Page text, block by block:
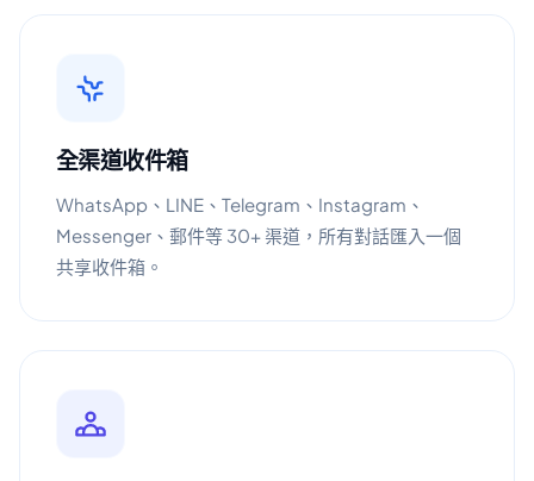
全渠道收件箱
WhatsApp、LINE、Telegram、Instagram、
Messenger、郵件等 30+ 渠道，所有對話匯入一個
共享收件箱。